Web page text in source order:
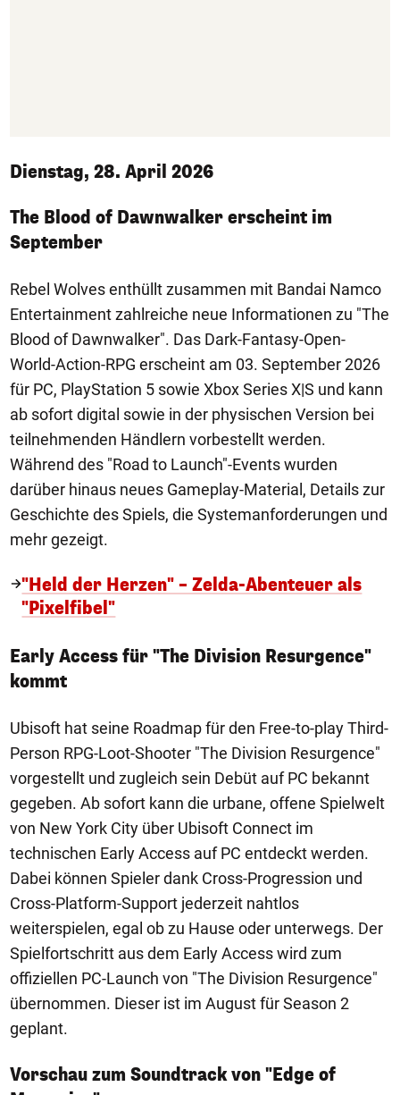
Dienstag, 28. April 2026
The Blood of Dawnwalker erscheint im
September
Rebel Wolves enthüllt zusammen mit Bandai Namco
Entertainment zahlreiche neue Informationen zu "The
Blood of Dawnwalker". Das Dark-Fantasy-Open-
World-Action-RPG erscheint am 03. September 2026
für PC, PlayStation 5 sowie Xbox Series X|S und kann
ab sofort digital sowie in der physischen Version bei
teilnehmenden Händlern vorbestellt werden.
Während des "Road to Launch"-Events wurden
darüber hinaus neues Gameplay-Material, Details zur
Geschichte des Spiels, die Systemanforderungen und
mehr gezeigt.
"Held der Herzen" – Zelda-Abenteuer als
"Pixelfibel"
Early Access für "The Division Resurgence"
kommt
Ubisoft hat seine Roadmap für den Free-to-play Third-
Person RPG-Loot-Shooter "The Division Resurgence"
vorgestellt und zugleich sein Debüt auf PC bekannt
gegeben. Ab sofort kann die urbane, offene Spielwelt
von New York City über Ubisoft Connect im
technischen Early Access auf PC entdeckt werden.
Dabei können Spieler dank Cross-Progression und
Cross-Platform-Support jederzeit nahtlos
weiterspielen, egal ob zu Hause oder unterwegs. Der
Spielfortschritt aus dem Early Access wird zum
offiziellen PC-Launch von "The Division Resurgence"
übernommen. Dieser ist im August für Season 2
geplant.
Vorschau zum Soundtrack von "Edge of